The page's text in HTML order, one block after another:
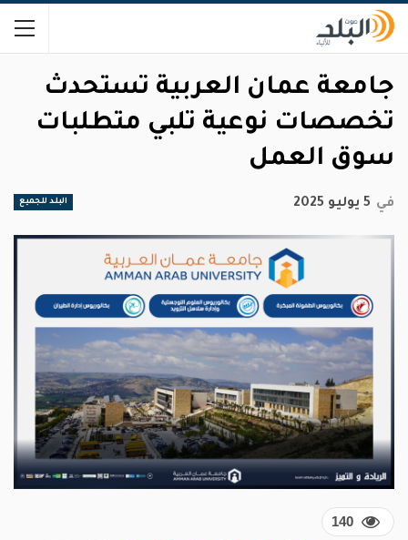
جامعة عمان العربية تستحدث
تخصصات نوعية تلبي متطلبات
سوق العمل
البلد للجميع في 5 يوليو 2025
140